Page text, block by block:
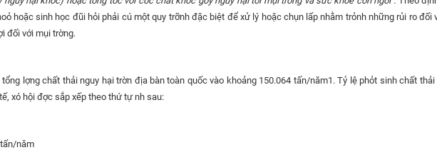
hoặc sinh học đũi hỏi phải cú một quy trỡnh đặc biệt để xử lý hoặc chụn lấp nhằm trỏnh những rủi ro đối
đối với mụi trờng.
lợng chất thải nguy hại trờn địa bàn toàn quốc vào khoảng 150.064 tấn/năm1. Tỷ lệ phỏt sinh chất thải
xó hội đợc sắp xếp theo thứ tự nh sau:
năm